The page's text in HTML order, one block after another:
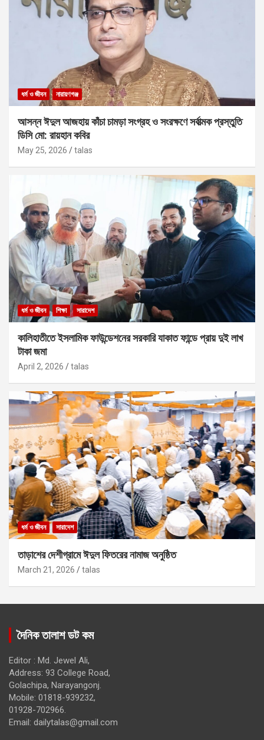
ধর্ম ও জীবন নারায়ণগঞ্জ
আসন্ন ঈদুল আজহায় কাঁচা চামড়া সংগ্রহ ও সংরক্ষণে সর্বাত্মক প্রস্তুতি
ডিসি মো: রায়হান কবির
May 25, 2026 talas
ধর্ম ও জীবন শিক্ষা সারাদেশ
কালিহাতীতে ইসলামিক ফাউন্ডেশনের সরকারি যাকাত ফান্ডে প্রায় দুই লাখ
টাকা জমা
April 2, 2026 talas
ধর্ম ও জীবন সারাদেশ
তাড়াশের দেশীগ্রামে ঈদুল ফিতরের নামাজ অনুষ্ঠিত
March 21, 2026 talas
দৈনিক তালাশ ডট কম
Editor : Md. Jewel Ali,
Address: 93 College Road,
Golachipa, Narayangonj.
Mobile: 01818-939232,
01928-702966.
Email: dailytalas@gmail.com